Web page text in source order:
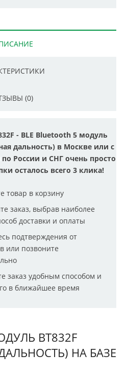
(0)
- BLE Bluetooth 5 модуль
дальность) в Москве или с
России и СНГ очень просто
осталось всего 3 клика!
товар в корзину
заказ, выбрав наиболее
доставки и оплаты
подтверждения от
или позвоните
заказ удобным способом и
в ближайшее время
BT832F
НА БАЗЕ